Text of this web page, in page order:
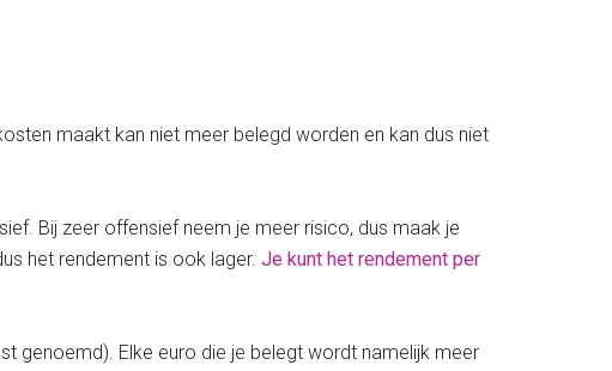
maakt kan niet meer belegd worden en kan dus niet
Bij zeer offensief neem je meer risico, dus maak je
het rendement is ook lager. Je kunt het rendement per
genoemd). Elke euro die je belegt wordt namelijk meer